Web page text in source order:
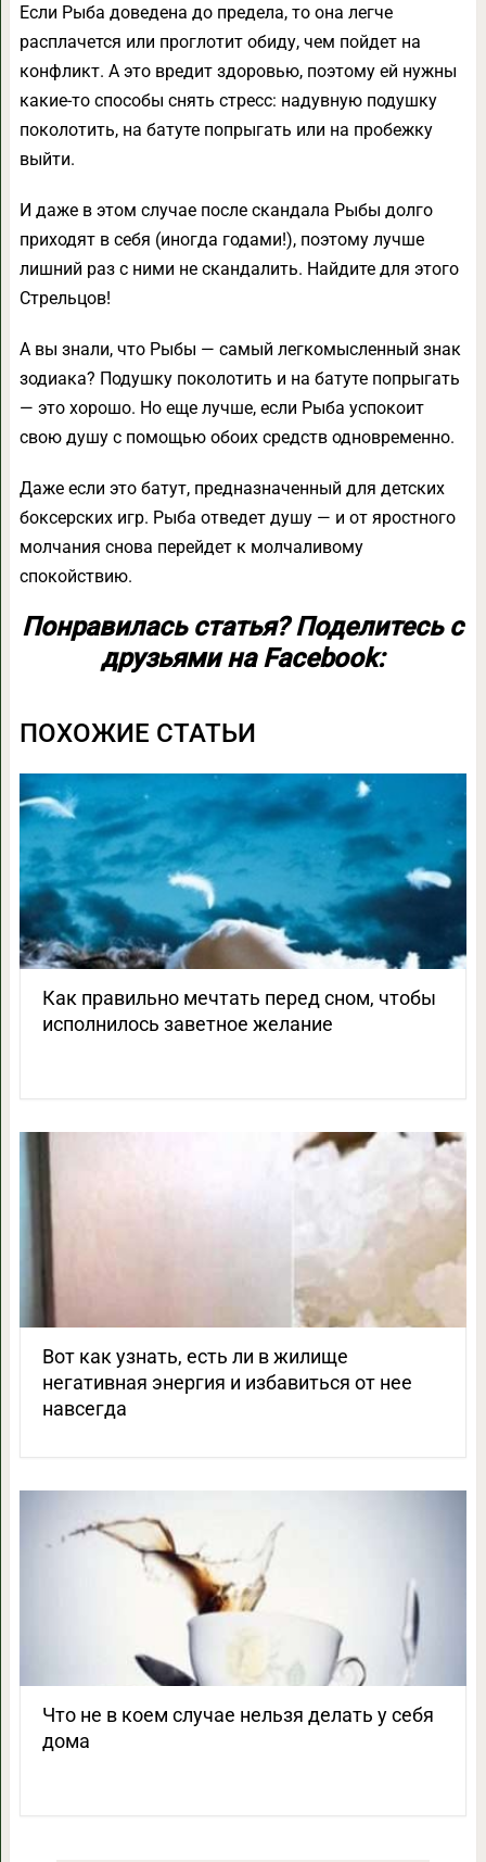
Если Рыба доведена до предела, то она легче
расплачется или проглотит обиду, чем пойдет на
конфликт. А это вредит здоровью, поэтому ей нужны
какие-то способы снять стресс: надувную подушку
поколотить, на батуте попрыгать или на пробежку
выйти.
И даже в этом случае после скандала Рыбы долго
приходят в себя (иногда годами!), поэтому лучше
лишний раз с ними не скандалить. Найдите для этого
Стрельцов!
А вы знали, что Рыбы — самый легкомысленный знак
зодиака? Подушку поколотить и на батуте попрыгать
— это хорошо. Но еще лучше, если Рыба успокоит
свою душу с помощью обоих средств одновременно.
Даже если это батут, предназначенный для детских
боксерских игр. Рыба отведет душу — и от яростного
молчания снова перейдет к молчаливому
спокойствию.
Понравилась статья? Поделитесь с
друзьями на Facebook:
ПОХОЖИЕ СТАТЬИ
Как правильно мечтать перед сном, чтобы
исполнилось заветное желание
Вот как узнать, есть ли в жилище
негативная энергия и избавиться от нее
навсегда
Что не в коем случае нельзя делать у себя
дома